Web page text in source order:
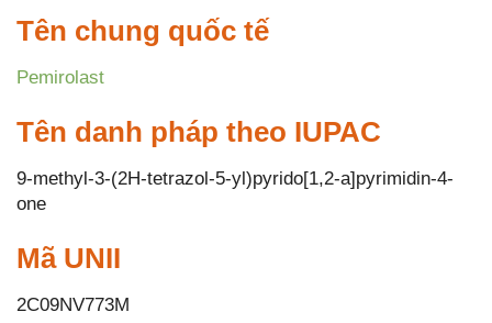
Tên chung quốc tế
Pemirolast
Tên danh pháp theo IUPAC
9-methyl-3-(2H-tetrazol-5-yl)pyrido[1,2-a]pyrimidin-4-
one
Mã UNII
2C09NV773M